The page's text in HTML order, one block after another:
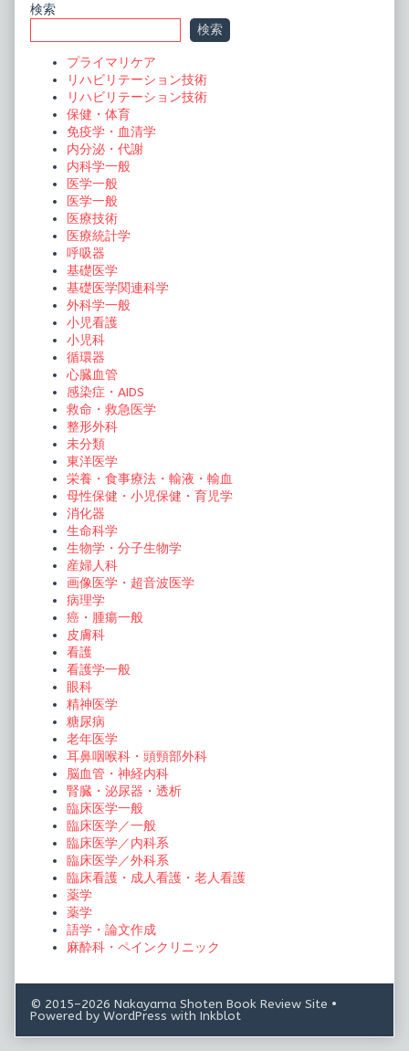
Primary
Sidebar
検索
検索
プライマリケア
リハビリテーション技術
リハビリテーション技術
保健・体育
免疫学・血清学
内分泌・代謝
内科学一般
医学一般
医学一般
医療技術
医療統計学
呼吸器
基礎医学
基礎医学関連科学
外科学一般
小児看護
小児科
循環器
心臓血管
感染症・AIDS
救命・救急医学
整形外科
未分類
東洋医学
栄養・食事療法・輸液・輸血
母性保健・小児保健・育児学
消化器
生命科学
生物学・分子生物学
産婦人科
画像医学・超音波医学
病理学
癌・腫瘍一般
皮膚科
看護
看護学一般
眼科
精神医学
糖尿病
老年医学
耳鼻咽喉科・頭頸部外科
脳血管・神経内科
腎臓・泌尿器・透析
臨床医学一般
臨床医学／一般
臨床医学／内科系
臨床医学／外科系
臨床看護・成人看護・老人看護
薬学
薬学
語学・論文作成
麻酔科・ペインクリニック
© 2015–2026 Nakayama Shoten Book Review Site •
Powered by WordPress with Inkblot